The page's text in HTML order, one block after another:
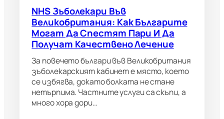
NHS Зъболекари Във
Великобритания: Как Българите
Могат Да Спестят Пари И Да
Получат Качествено Лечение
За повечето българи във Великобритания
зъболекарският кабинет е място, което
се избягва, докато болката не стане
нетърпима. Частните услуги са скъпи, а
много хора дори…